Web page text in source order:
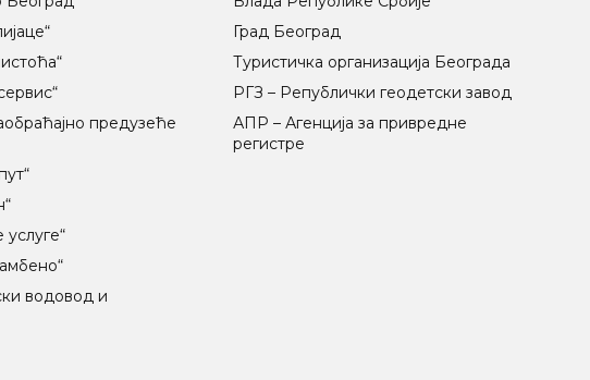
предузеће
водовод и
Град Београд
Туристичка организација Београда
РГЗ – Републички геодетски завод
АПР – Агенција за привредне
регистре